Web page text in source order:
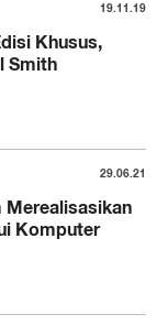
19.11.19
Khusus,
Smith
29.06.21
Merealisasikan
Komputer